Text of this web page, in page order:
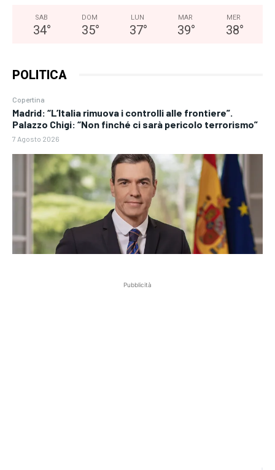
SAB
34°
DOM
35°
LUN
37°
MAR
39°
MER
38°
POLITICA
Copertina
Madrid: “L’Italia rimuova i controlli alle frontiere”.
Palazzo Chigi: “Non finché ci sarà pericolo terrorismo”
7 Agosto 2026
Pubblicità